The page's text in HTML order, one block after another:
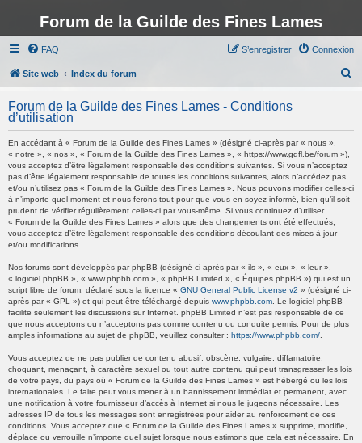
Forum de la Guilde des Fines Lames
FAQ Connexion
S’enregistrer
Site web Index du forum
h
c
Forum de la Guilde des Fines Lames - Conditions
d’utilisation
En accédant à « Forum de la Guilde des Fines Lames » (désigné ci-après par « nous »,
« notre », « nos », « Forum de la Guilde des Fines Lames », « https://www.gdfl.be/forum »),
vous acceptez d’être légalement responsable des conditions suivantes. Si vous n’acceptez
pas d’être légalement responsable de toutes les conditions suivantes, alors n’accédez pas
et/ou n’utilisez pas « Forum de la Guilde des Fines Lames ». Nous pouvons modifier celles-ci
à n’importe quel moment et nous ferons tout pour que vous en soyez informé, bien qu’il soit
prudent de vérifier régulièrement celles-ci par vous-même. Si vous continuez d’utiliser
« Forum de la Guilde des Fines Lames » alors que des changements ont été effectués,
vous acceptez d’être légalement responsable des conditions découlant des mises à jour
et/ou modifications.
Nos forums sont développés par phpBB (désigné ci-après par « ils », « eux », « leur »,
« logiciel phpBB », « www.phpbb.com », « phpBB Limited », « Équipes phpBB ») qui est un
script libre de forum, déclaré sous la licence « GNU General Public License v2 » (désigné ci-
après par « GPL ») et qui peut être téléchargé depuis www.phpbb.com . Le logiciel phpBB
facilite seulement les discussions sur Internet. phpBB Limited n’est pas responsable de ce
que nous acceptons ou n’acceptons pas comme contenu ou conduite permis. Pour de plus
amples informations au sujet de phpBB, veuillez consulter : https://www.phpbb.com/
Vous acceptez de ne pas publier de contenu abusif, obscène, vulgaire, diffamatoire,
choquant, menaçant, à caractère sexuel ou tout autre contenu qui peut transgresser les lois
de votre pays, du pays où « Forum de la Guilde des Fines Lames » est hébergé ou les lois
internationales. Le faire peut vous mener à un bannissement immédiat et permanent, avec
une notification à votre fournisseur d’accès à Internet si nous le jugeons nécessaire. Les
adresses IP de tous les messages sont enregistrées pour aider au renforcement de ces
conditions. Vous acceptez que « Forum de la Guilde des Fines Lames » supprime, modifie,
déplace ou verrouille n’importe quel sujet lorsque nous estimons que cela est nécessaire. En